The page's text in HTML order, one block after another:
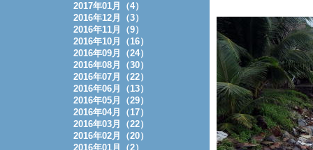
2017年01月（4）
2016年12月（3）
2016年11月（9）
2016年10月（16）
2016年09月（24）
2016年08月（30）
2016年07月（22）
2016年06月（13）
2016年05月（29）
2016年04月（17）
2016年03月（22）
2016年02月（20）
2016年01月（2）